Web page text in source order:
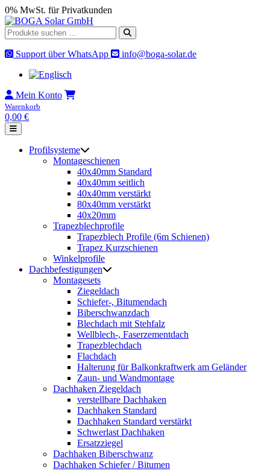
Skip
to
content
0% MwSt. für Privatkunden
Suche
nach:
Support über WhatsApp
info@boga-solar.de
Mein Konto
Warenkorb
0,00 €
Profilsysteme
Montageschienen
40x40mm Standard
40x40mm seitlich
40x40mm verstärkt
80x40mm verstärkt
40x20mm
Trapezblechprofile
Trapezblech Profile (6m Schienen)
Trapez Kurzschienen
Winkelprofile
Dachbefestigungen
Montagesets
Ziegeldach
Schiefer-, Bitumendach
Biberschwanzdach
Blechdach mit Stehfalz
Wellblech-, Faserzementdach
Trapezblechdach
Flachdach
Halterung für Balkonkraftwerk am Geländer
Zaun- und Wandmontage
Dachhaken Ziegeldach
verstellbare Dachhaken
Dachhaken Standard
Dachhaken Standard verstärkt
Schwerlast Dachhaken
Ersatzziegel
Dachhaken Biberschwanz
Dachhaken Schiefer / Bitumen